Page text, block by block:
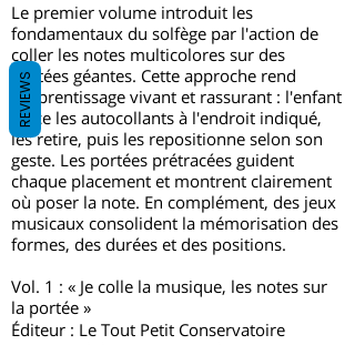
Le premier volume introduit les
fondamentaux du solfège par l'action de
coller les notes multicolores sur des
portées géantes. Cette approche rend
l'apprentissage vivant et rassurant : l'enfant
place les autocollants à l'endroit indiqué,
les retire, puis les repositionne selon son
geste. Les portées prétracées guident
chaque placement et montrent clairement
où poser la note. En complément, des jeux
musicaux consolident la mémorisation des
formes, des durées et des positions.
Vol. 1 : « Je colle la musique, les notes sur
la portée »
Éditeur : Le Tout Petit Conservatoire
REVIEWS